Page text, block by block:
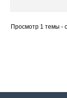
Просмотр 1 темы -